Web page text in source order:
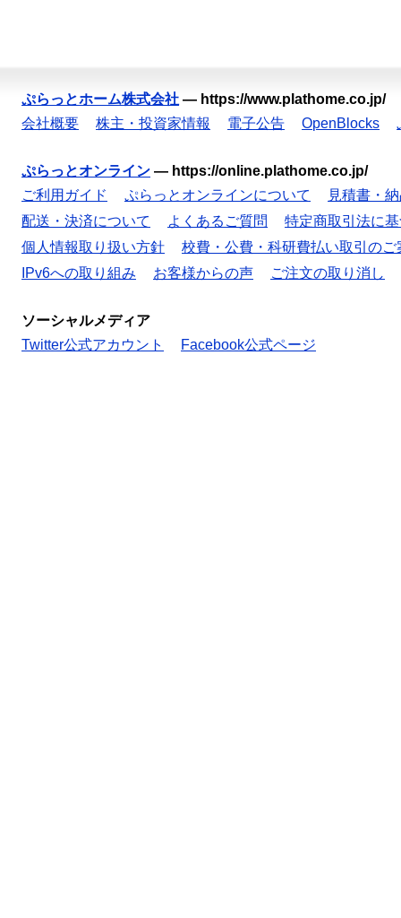
ぷらっとホーム株式会社 — https://www.plathome.co.jp/
会社概要
株主・投資家情報 電子公告 OpenBlocks
ぷらっとオンライン — https://online.plathome.co.jp/
ご利用ガイド
ぷらっとオンラインについて
見積書・
配送・決済について
よくあるご質問
特定商取引法に
個人情報取り扱い方針
校費・公費・科研費払い取引のご
IPv6への取り組み
お客様からの声 ご注文の取り消し
ソーシャルメディア
Twitter公式アカウント
Facebook公式ページ